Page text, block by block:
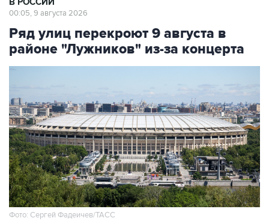
Ряд улиц перекроют 9 августа в
районе "Лужников" из-за концерта
Фото: Сергей Фадеичев/ТАСС
Москва. 9 августа. INTERFAX.RU - Движение в